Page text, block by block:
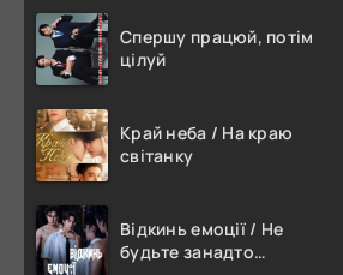
Спершу працюй, потім
цілуй
Край неба / На краю
світанку
Відкинь емоції / Не
будьте занадто